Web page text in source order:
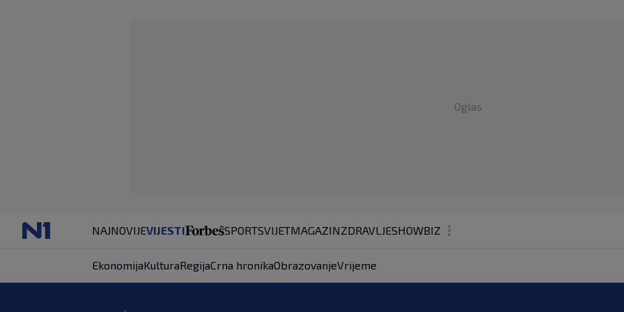
Oglas
NAJNOVIJEVIJESTI SPORTSVIJETMAGAZINZDRAVLJESHOWBIZ
EkonomijaKulturaRegijaCrna hronikaObrazovanjeVrijeme